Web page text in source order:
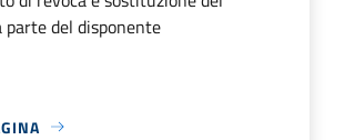
parte del disponente